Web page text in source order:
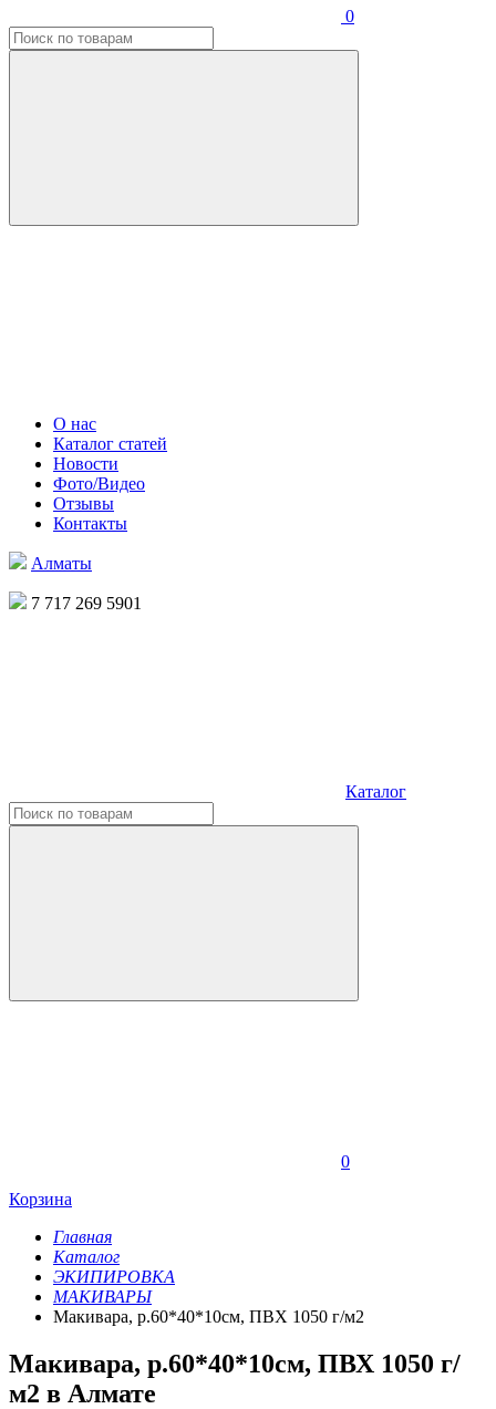
0
О нас
Каталог статей
Новости
Фото/Видео
Отзывы
Контакты
Алматы
7 717 269 5901
Каталог
0
Корзина
Главная
Каталог
ЭКИПИРОВКА
МАКИВАРЫ
Макивара, р.60*40*10см, ПВХ 1050 г/м2
Макивара, р.60*40*10см, ПВХ 1050 г/
м2 в Алмате